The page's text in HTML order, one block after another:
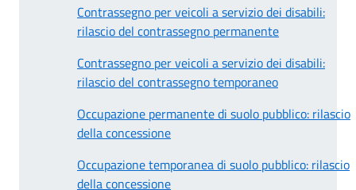
Contrassegno per veicoli a servizio dei disabili:
rilascio del contrassegno permanente
Contrassegno per veicoli a servizio dei disabili:
rilascio del contrassegno temporaneo
Occupazione permanente di suolo pubblico: rilascio
della concessione
Occupazione temporanea di suolo pubblico: rilascio
della concessione